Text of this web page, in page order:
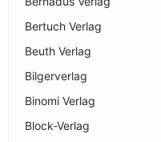
Bertuch Verlag
Beuth Verlag
Bilgerverlag
Binomi Verlag
Block-Verlag